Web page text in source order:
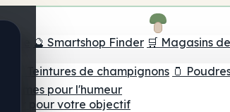
tête 🔮 Smartshop Finder 🛒 Magasins
💧 Teintures de champignons 🫙
Gommes pour l'humeur
pour votre objectif